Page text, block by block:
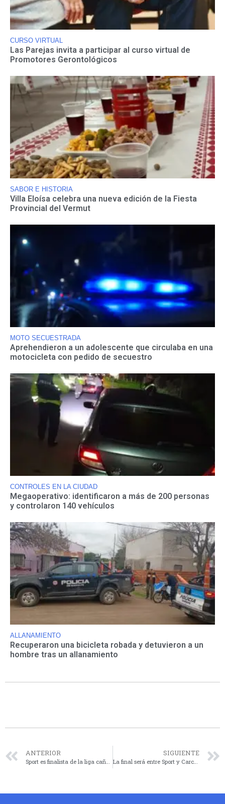
CURSO VIRTUAL
Las Parejas invita a participar al curso virtual de
Promotores Gerontológicos
SABOR E HISTORIA
Villa Eloísa celebra una nueva edición de la Fiesta
Provincial del Vermut
MOTO SECUESTRADA
Aprehendieron a un adolescente que circulaba en una
motocicleta con pedido de secuestro
CONTROLES EN LA CIUDAD
Megaoperativo: identificaron a más de 200 personas
y controlaron 140 vehículos
ALLANAMIENTO
Recuperaron una bicicleta robada y detuvieron a un
hombre tras un allanamiento
ANTERIOR
Sport es finalista de la liga cañadense
SIGUIENTE
La final será entre Sport y Carcarañá